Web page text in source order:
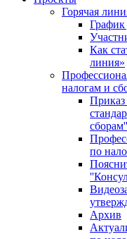
Горячая
График
Как
линия»
налогам и
Приказ
сборам''
по
Архив